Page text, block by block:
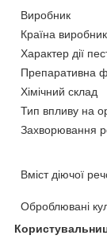
Виробник
Країна виробник
Характер дії
Препаративна
Хімічний склад
Тип впливу на
Захворювання
Вміст діючої
Оброблювані